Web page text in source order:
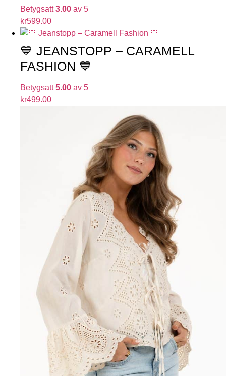
Betygsatt3.00 av 5
kr599.00
💙 JEANSTOPP – CARAMELL
FASHION 💙
Betygsatt5.00 av 5
kr499.00